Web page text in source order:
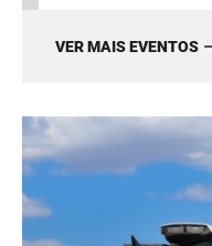
VER MAIS EVENTOS